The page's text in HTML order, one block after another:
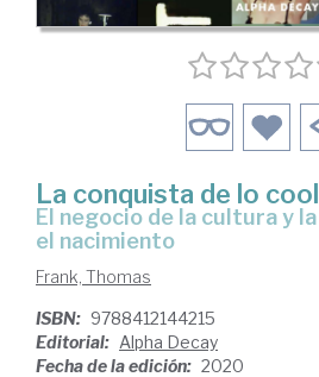
La conquista de lo cool
El negocio de la cultura y la contracultura y
el nacimiento
Frank, Thomas
ISBN: 9788412144215
Editorial: Alpha Decay
Fecha de la edición: 2020